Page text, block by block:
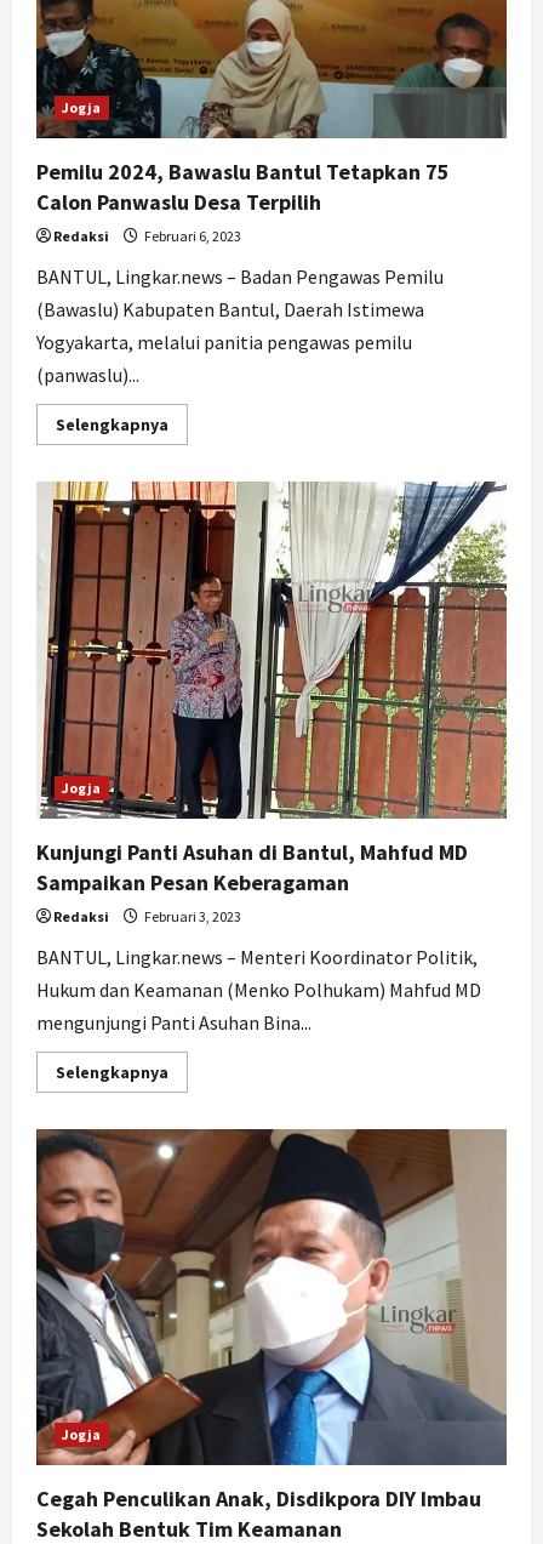
Jogja
Pemilu 2024, Bawaslu Bantul Tetapkan 75
Calon Panwaslu Desa Terpilih
Redaksi Februari 6, 2023
BANTUL, Lingkar.news – Badan Pengawas Pemilu
(Bawaslu) Kabupaten Bantul, Daerah Istimewa
Yogyakarta, melalui panitia pengawas pemilu
(panwaslu)...
Selengkapnya
more
2024,
Bawaslu
Bantul
Tetapkan
Calon
Panwaslu
Desa
Terpilih
Jogja
Kunjungi Panti Asuhan di Bantul, Mahfud MD
Sampaikan Pesan Keberagaman
Redaksi Februari 3, 2023
BANTUL, Lingkar.news – Menteri Koordinator Politik,
Hukum dan Keamanan (Menko Polhukam) Mahfud MD
mengunjungi Panti Asuhan Bina...
Selengkapnya
more
Panti
Asuhan
di
Bantul,
Mahfud
MD
Sampaikan
Pesan
Keberagaman
Jogja
Cegah Penculikan Anak, Disdikpora DIY Imbau
Sekolah Bentuk Tim Keamanan